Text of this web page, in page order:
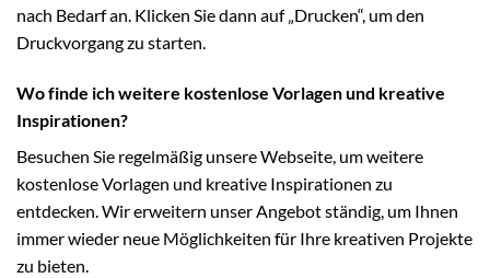
nach Bedarf an. Klicken Sie dann auf „Drucken“, um den
Druckvorgang zu starten.
Wo finde ich weitere kostenlose Vorlagen und kreative
Inspirationen?
Besuchen Sie regelmäßig unsere Webseite, um weitere
kostenlose Vorlagen und kreative Inspirationen zu
entdecken. Wir erweitern unser Angebot ständig, um Ihnen
immer wieder neue Möglichkeiten für Ihre kreativen Projekte
zu bieten.